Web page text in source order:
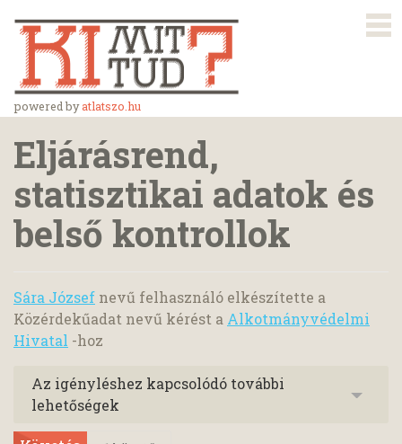
powered byatlatszo.hu
Eljárásrend,
statisztikai adatok és
belső kontrollok
Sára József nevű felhasználó elkészítette a
Közérdekűadat nevű kérést a Alkotmányvédelmi
Hivatal -hoz
Az igényléshez kapcsolódó további
lehetőségek